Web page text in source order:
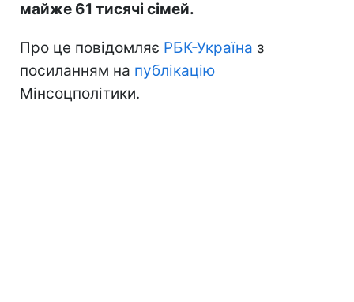
майже 61 тисячі сімей.
Про це повідомляє РБК-Україна з
посиланням на публікацію
Мінсоцполітики.